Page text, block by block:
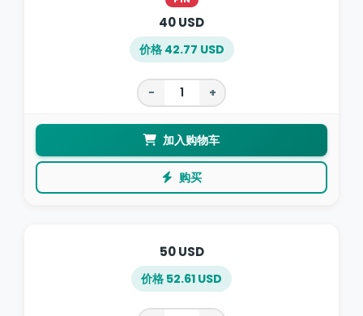
40 USD
价格 42.77 USD
− +
加入购物车
购买
50 USD
价格 52.61 USD